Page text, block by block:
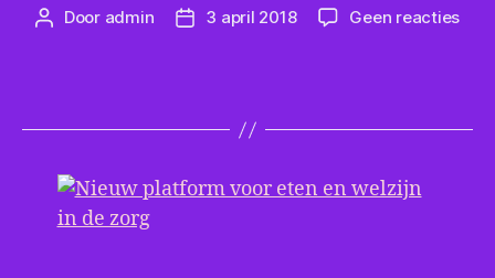
Berichtauteur
Door admin Berichtdatum
3 april 2018 Geen reactiesop